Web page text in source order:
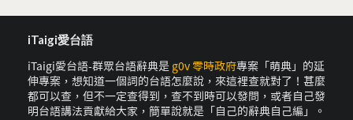
iTaigi愛台語
iTaigi愛台語-群眾台語辭典是 g0v 零時政府專案「萌典」的延
伸專案，想知道一個詞的台語怎麼說，來這裡查就對了！甚麼
都可以查，但不一定查得到，查不到時可以發問，或者自己發
明台語講法貢獻給大家，簡單說就是「自己的辭典自己編」。